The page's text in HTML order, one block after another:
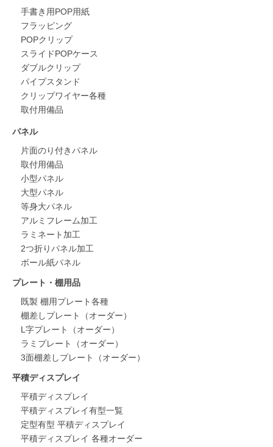
手書き用POP用紙
フラッピング
POPクリップ
スライドPOPケース
ダブルクリップ
パイプスタンド
クリップワイヤー各種
取付用備品
パネル
片面のり付きパネル
取付用備品
小型パネル
大型パネル
等身大パネル
アルミフレーム加工
ラミネート加工
2つ折りパネル加工
ボール紙パネル
プレート・棚用品
既製 棚用プレート各種
棚差しプレート（オーダー）
L字プレート（オーダー）
ラミプレート（オーダー）
3面棚差しプレート（オーダー）
平積ディスプレイ
平積ディスプレイ
平積ディスプレイ有型一覧
定型有型 平積ディスプレイ
平積ディスプレイ 各種オーダー